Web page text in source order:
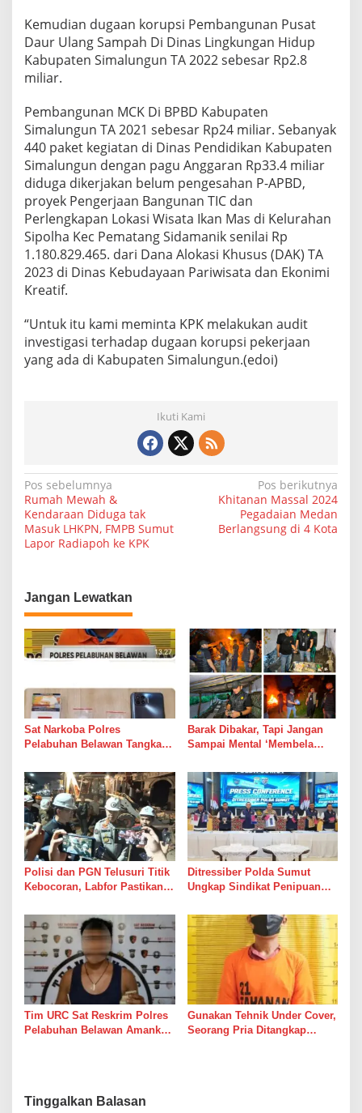
Kemudian dugaan korupsi Pembangunan Pusat
Daur Ulang Sampah Di Dinas Lingkungan Hidup
Kabupaten Simalungun TA 2022 sebesar Rp2.8
miliar.
Pembangunan MCK Di BPBD Kabupaten
Simalungun TA 2021 sebesar Rp24 miliar. Sebanyak
440 paket kegiatan di Dinas Pendidikan Kabupaten
Simalungun dengan pagu Anggaran Rp33.4 miliar
diduga dikerjakan belum pengesahan P-APBD,
proyek Pengerjaan Bangunan TIC dan
Perlengkapan Lokasi Wisata Ikan Mas di Kelurahan
Sipolha Kec Pematang Sidamanik senilai Rp
1.180.829.465. dari Dana Alokasi Khusus (DAK) TA
2023 di Dinas Kebudayaan Pariwisata dan Ekonimi
Kreatif.
“Untuk itu kami meminta KPK melakukan audit
investigasi terhadap dugaan korupsi pekerjaan
yang ada di Kabupaten Simalungun.(edoi)
Ikuti Kami
N
a
v
a
s
i
o
s
Pos sebelumnya
Rumah Mewah &
Kendaraan Diduga tak
Masuk LHKPN, FMPB Sumut
Lapor Radiapoh ke KPK
Pos berikutnya
Khitanan Massal 2024
Pegadaian Medan
Berlangsung di 4 Kota
Jangan Lewatkan
Sat Narkoba Polres
Pelabuhan Belawan Tangkap
Barak Dibakar, Tapi Jangan
Sampai Mental ‘Membela
Polisi dan PGN Telusuri Titik
Kebocoran, Labfor Pastikan
Dipicu Akumulasi Gas
Ditressiber Polda Sumut
Ungkap Sindikat Penipuan
Mobil, Empat Pelaku
Ditangkap
Tim URC Sat Reskrim Polres
Pelabuhan Belawan Amankan
Gunakan Tehnik Under Cover,
Seorang Pria Ditangkap
Tinggalkan Balasan